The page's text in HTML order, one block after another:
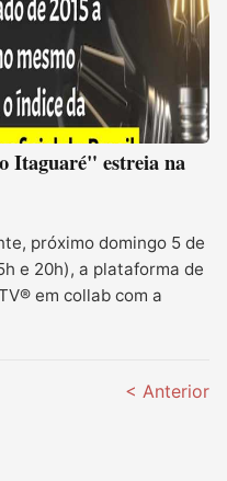
Itaguaré" estreia na
próximo domingo 5 de
e 20h), a plataforma de
em collab com a
< Anterior